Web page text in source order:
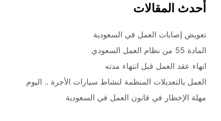
أحدث المقالات
تعويض إصابات العمل في السعودية
المادة 55 من نظام العمل السعودي
انهاء عقد العمل قبل انتهاء مدته
العمل بالتعديلات المنظمة لنشاط سيارات الأجرة .. اليوم
مهلة الإخطار في قانون العمل في السعودية